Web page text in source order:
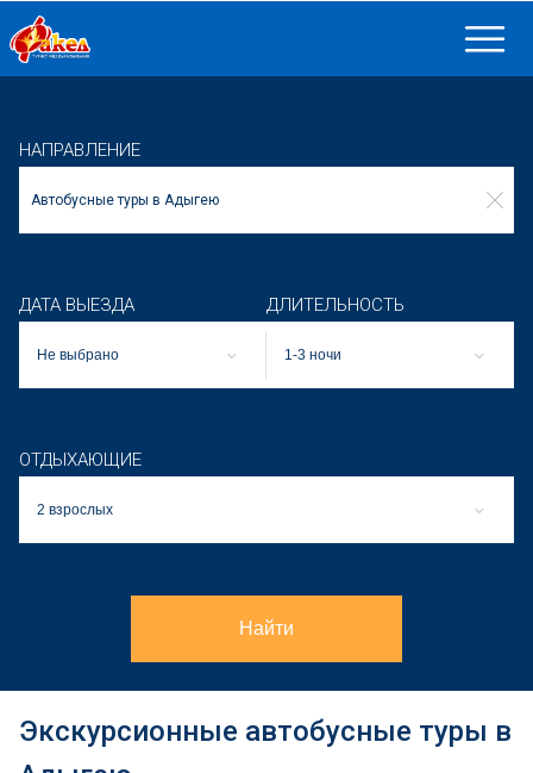
НАПРАВЛЕНИЕ
ДАТА ВЫЕЗДА
Не выбрано
ДЛИТЕЛЬНОСТЬ
1-3 ночи
ОТДЫХАЮЩИЕ
2 взрослых
Найти
Экскурсионные автобусные туры в